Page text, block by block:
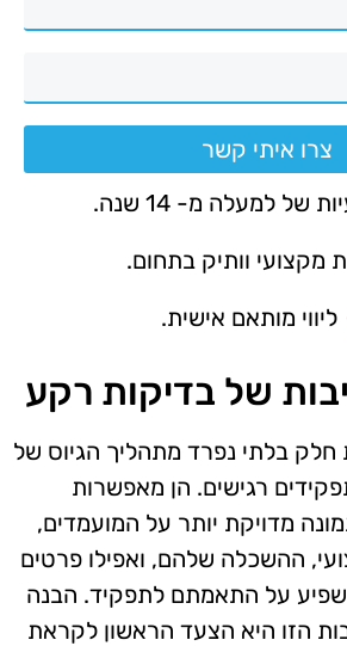
צרו איתי קשר
של למעלה מ- 14 שנה.
מקצועי וותיק בתחום.
ליווי מותאם אישית.
של בדיקות רקע
חלק בלתי נפרד מתהליך הגיוס של
רגישים. הן מאפשרות
מדויקת יותר על המועמדים,
ההשכלה שלהם, ואפילו פרטים
על התאמתם לתפקיד. הבנה
הזו היא הצעד הראשון לקראת